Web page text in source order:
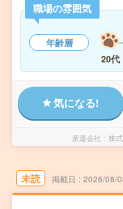
職場の雰囲気
年齢層
20代
気になる!
派遣会社 株
未読 掲載日 2026/08/